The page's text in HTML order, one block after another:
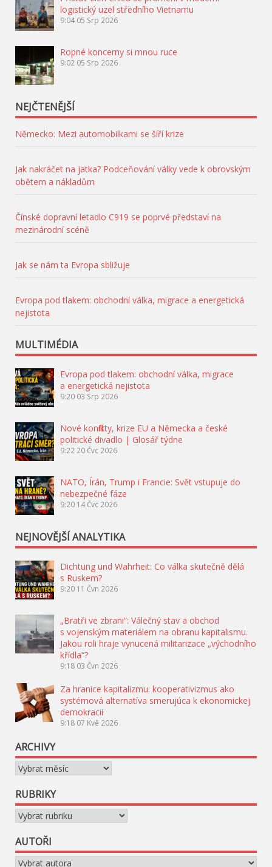
logistický uzel středního Vietnamu
9:04 05 Srp 2026
Ropné koncerny si mnou ruce
9:02 05 Srp 2026
NEJČTENĚJŠÍ
Německo: Mezi automobilkami se šíří krize
Jak nakráčet na jatka? Podceňování války vede k obrovským
obětem a nákladům
Čínské dopravní letadlo C919 se poprvé představí na
mezinárodní scéně
Jak se nám ta Evropa sbližuje
Evropa pod tlakem: obchodní válka, migrace a energetická
nejistota
MULTIMÉDIA
Evropa pod tlakem: obchodní válka, migrace
a energetická nejistota
9:20 03 Srp 2026
Nové konflikty, krize EU a Německa a české
politické divadlo | Glosář týdne
9:22 20 Čvc 2026
NATO, Írán, Trump i Francie: Svět vstupuje do
nebezpečné fáze
9:20 14 Čvc 2026
NEJNOVĚJŠÍ ANALYTIKA
Dichtung und Wahrheit: Co válka skutečně dělá
s Ruskem?
9:20 11 Čvn 2026
„Bratři ve zbrani“: Válečný stav a obchod
s vojenským materiálem na obranu kapitalismu.
Jakou roli hraje vynucená militarizace „východního
křídla“?
9:18 03 Čvn 2026
Za hranice kapitalizmu: kooperativizmus ako
systémová alternatíva smerujúca k ekonomickej
demokracii
9:18 07 Kvě 2026
ARCHIVY
Archivy
RUBRIKY
Rubriky
AUTOŘI